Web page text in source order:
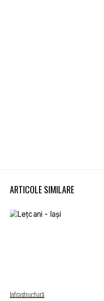
ARTICOLE SIMILARE
Infrastructură